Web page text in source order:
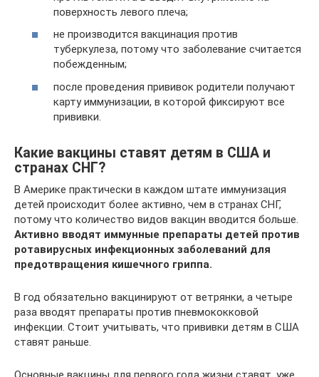
поверхность левого плеча;
не производится вакцинация против
туберкулеза, потому что заболевание считается
побежденным;
после проведения прививок родители получают
карту иммунизации, в которой фиксируют все
прививки.
Какие вакцины ставят детям в США и
странах СНГ?
В Америке практически в каждом штате иммунизация
детей происходит более активно, чем в странах СНГ,
потому что количество видов вакцин вводится больше.
Активно вводят иммунные препараты детей против
ротавирусных инфекционных заболеваний для
предотвращения кишечного гриппа.
В год обязательно вакцинируют от ветрянки, а четыре
раза вводят препараты против пневмококковой
инфекции. Стоит учитывать, что прививки детям в США
ставят раньше.